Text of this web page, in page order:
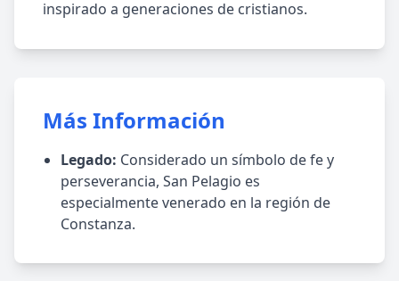
inspirado a generaciones de cristianos.
Más Información
Legado: Considerado un símbolo de fe y
perseverancia, San Pelagio es
especialmente venerado en la región de
Constanza.